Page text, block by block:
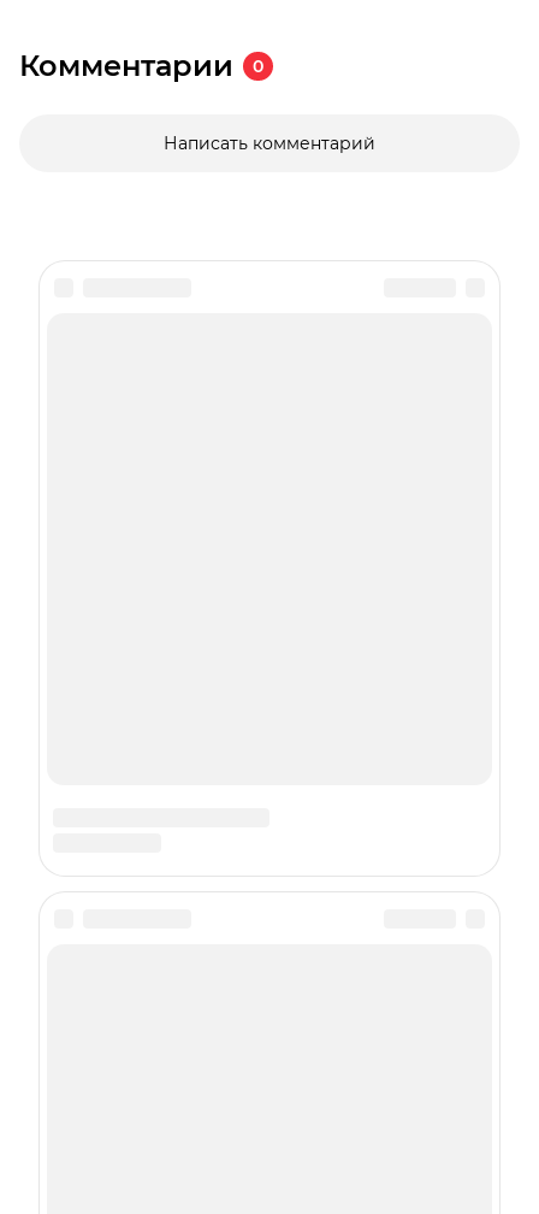
Комментарии 0
Написать комментарий